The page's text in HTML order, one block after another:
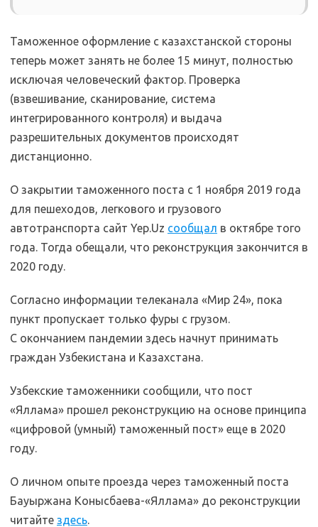
Таможенное оформление с казахстанской стороны
теперь может занять не более 15 минут, полностью
исключая человеческий фактор. Проверка
(взвешивание, сканирование, система
интегрированного контроля) и выдача
разрешительных документов происходят
дистанционно.
О закрытии таможенного поста с 1 ноября 2019 года
для пешеходов, легкового и грузового
автотранспорта сайт Yep.Uz сообщал в октябре того
года. Тогда обещали, что реконструкция закончится в
2020 году.
Согласно информации телеканала «Мир 24», пока
пункт пропускает только фуры с грузом.
С окончанием пандемии здесь начнут принимать
граждан Узбекистана и Казахстана.
Узбекские таможенники сообщили, что пост
«Яллама» прошел реконструкцию на основе принципа
«цифровой (умный) таможенный пост» еще в 2020
году.
О личном опыте проезда через таможенный поста
Бауыржана Конысбаева-«Яллама» до реконструкции
читайте здесь.